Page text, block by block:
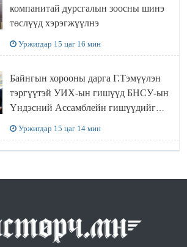
компанитай дурсгалын зоосны шинэ
төслүүд хэрэгжүүлнэ
Уржигдар 15 цаг 16 мин
Байнгын хорооны дарга Г.Тэмүүлэн
тэргүүтэй УИХ-ын гишүүд БНСУ-ын
Үндэсний Ассамблейн гишүүдийг
Уржигдар 15 цаг 14 мин